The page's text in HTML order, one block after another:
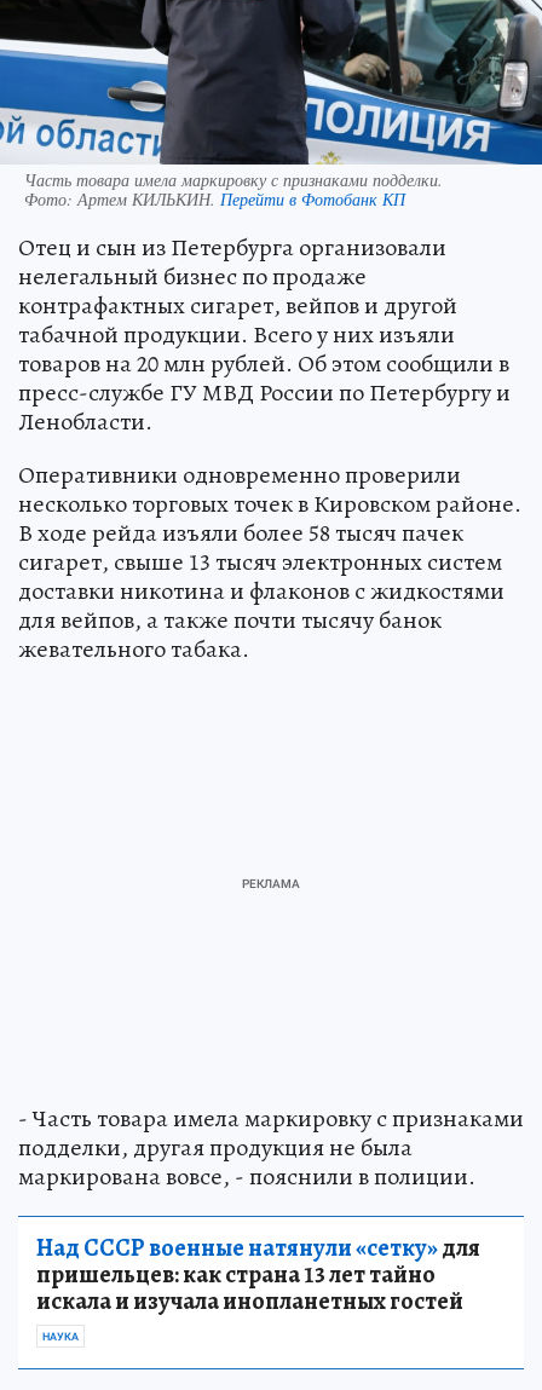
Часть товара имела маркировку с признаками подделки.
Фото:Артем КИЛЬКИН. Перейти в Фотобанк КП
Отец и сын из Петербурга организовали
нелегальный бизнес по продаже
контрафактных сигарет, вейпов и другой
табачной продукции. Всего у них изъяли
товаров на 20 млн рублей. Об этом сообщили в
пресс-службе ГУ МВД России по Петербургу и
Ленобласти.
Оперативники одновременно проверили
несколько торговых точек в Кировском районе.
В ходе рейда изъяли более 58 тысяч пачек
сигарет, свыше 13 тысяч электронных систем
доставки никотина и флаконов с жидкостями
для вейпов, а также почти тысячу банок
жевательного табака.
- Часть товара имела маркировку с признаками
подделки, другая продукция не была
маркирована вовсе, - пояснили в полиции.
Над СССР военные натянули «сетку»для
пришельцев: как страна 13 лет тайно
искала и изучала инопланетных гостей
НАУКА